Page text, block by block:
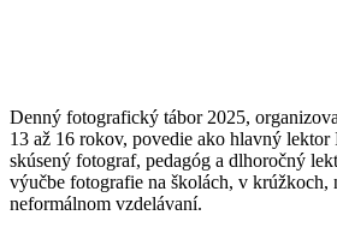
Denný fotografický tábor 2025,
13 až 16 rokov, povedie ako hlavný
skúsený fotograf, pedagóg a dlhoročný
výučbe fotografie na školách, v krúžkoch,
neformálnom vzdelávaní.